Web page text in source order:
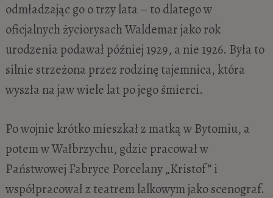
odmładzając go o trzy lata – to dlatego w
oficjalnych życiorysach Waldemar jako rok
urodzenia podawał później 1929, a nie 1926. Była to
silnie strzeżona przez rodzinę tajemnica, która
wyszła na jaw wiele lat po jego śmierci.
Po wojnie krótko mieszkał z matką w Bytomiu, a
potem w Wałbrzychu, gdzie pracował w
Państwowej Fabryce Porcelany „Kristof” i
współpracował z teatrem lalkowym jako scenograf.